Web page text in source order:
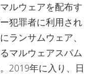
ルウェアを配布す
犯罪者に利用され
ランサムウェア、
マルウェアスパム
2019年に入り、日